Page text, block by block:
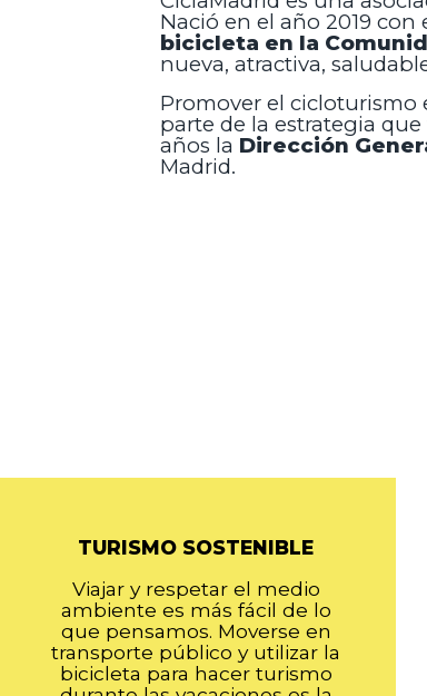
Nació en el año 2019 con
bicicleta en la
nueva, atractiva,
Promover el cicloturismo
parte de la estrategia
años la Dirección
Madrid.
TURISMO SOSTENIBLE
Viajar y respetar el medio
ambiente es más fácil de lo
que pensamos. Moverse en
transporte público y utilizar la
bicicleta para hacer turismo